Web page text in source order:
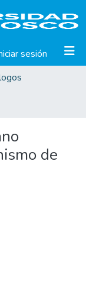
sesión (current)
de